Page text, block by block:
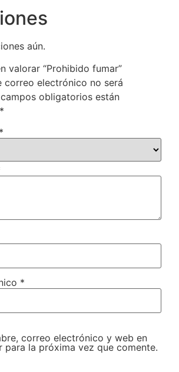
aún.
valorar “Prohibido fumar”
correo electrónico no será
obligatorios están
*
*
*
correo electrónico y web en
para la próxima vez que comente.